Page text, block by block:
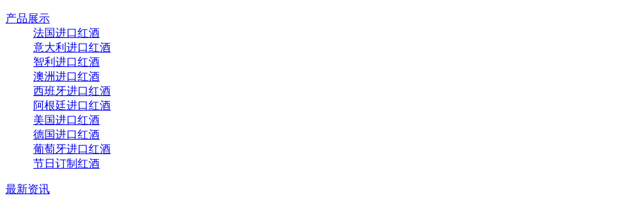
产品展示
法国进口红酒
意大利进口红酒
智利进口红酒
澳洲进口红酒
西班牙进口红酒
阿根廷进口红酒
美国进口红酒
德国进口红酒
葡萄牙进口红酒
节日订制红酒
最新资讯